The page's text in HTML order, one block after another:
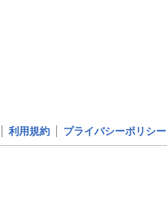
利用規約 プライバシーポリシー